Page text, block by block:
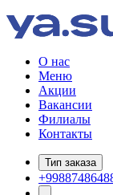
О нас
Меню
Акции
Вакансии
Филиалы
Контакты
Тип заказа